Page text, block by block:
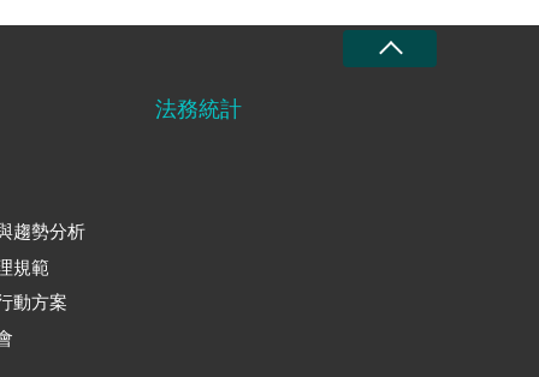
趨勢分析
規範
動方案
法務統計